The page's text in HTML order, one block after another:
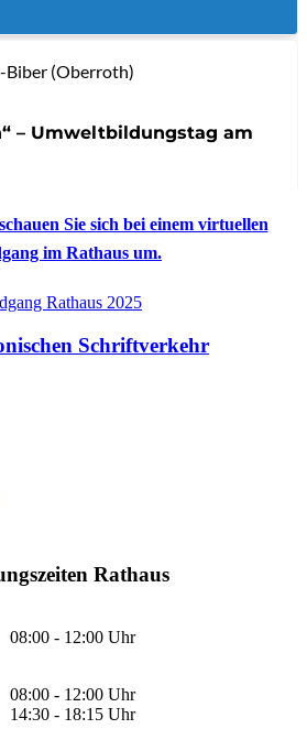
Sie sich bei einem virtuellen
im Rathaus um.
Schriftverkehr
Rathaus
08:00 - 12:00 Uhr
08:00 - 12:00 Uhr
14:30 - 18:15 Uhr